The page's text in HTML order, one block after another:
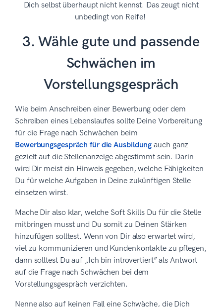
Dich selbst überhaupt nicht kennst. Das zeugt nicht
unbedingt von Reife!
3. Wähle gute und passende
Schwächen im
Vorstellungsgespräch
Wie beim Anschreiben einer Bewerbung oder dem
Schreiben eines Lebenslaufes sollte Deine Vorbereitung
für die Frage nach Schwächen beim
Bewerbungsgespräch für die Ausbildung auch ganz
gezielt auf die Stellenanzeige abgestimmt sein. Darin
wird Dir meist ein Hinweis gegeben, welche Fähigkeiten
Du für welche Aufgaben in Deine zukünftigen Stelle
einsetzen wirst.
Mache Dir also klar, welche Soft Skills Du für die Stelle
mitbringen musst und Du somit zu Deinen Stärken
hinzufügen solltest. Wenn von Dir also erwartet wird,
viel zu kommunizieren und Kundenkontakte zu pflegen,
dann solltest Du auf „Ich bin introvertiert” als Antwort
auf die Frage nach Schwächen bei dem
Vorstellungsgespräch verzichten.
Nenne also auf keinen Fall eine Schwäche, die Dich